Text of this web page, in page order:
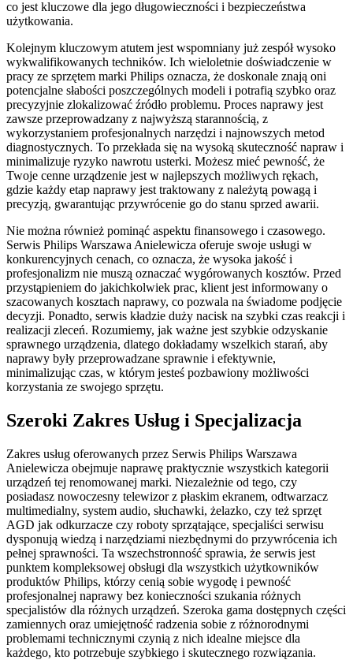
co jest kluczowe dla jego długowieczności i bezpieczeństwa
użytkowania.
Kolejnym kluczowym atutem jest wspomniany już zespół wysoko
wykwalifikowanych techników. Ich wieloletnie doświadczenie w
pracy ze sprzętem marki Philips oznacza, że doskonale znają oni
potencjalne słabości poszczególnych modeli i potrafią szybko oraz
precyzyjnie zlokalizować źródło problemu. Proces naprawy jest
zawsze przeprowadzany z najwyższą starannością, z
wykorzystaniem profesjonalnych narzędzi i najnowszych metod
diagnostycznych. To przekłada się na wysoką skuteczność napraw i
minimalizuje ryzyko nawrotu usterki. Możesz mieć pewność, że
Twoje cenne urządzenie jest w najlepszych możliwych rękach,
gdzie każdy etap naprawy jest traktowany z należytą powagą i
precyzją, gwarantując przywrócenie go do stanu sprzed awarii.
Nie można również pominąć aspektu finansowego i czasowego.
Serwis Philips Warszawa Anielewicza oferuje swoje usługi w
konkurencyjnych cenach, co oznacza, że wysoka jakość i
profesjonalizm nie muszą oznaczać wygórowanych kosztów. Przed
przystąpieniem do jakichkolwiek prac, klient jest informowany o
szacowanych kosztach naprawy, co pozwala na świadome podjęcie
decyzji. Ponadto, serwis kładzie duży nacisk na szybki czas reakcji i
realizacji zleceń. Rozumiemy, jak ważne jest szybkie odzyskanie
sprawnego urządzenia, dlatego dokładamy wszelkich starań, aby
naprawy były przeprowadzane sprawnie i efektywnie,
minimalizując czas, w którym jesteś pozbawiony możliwości
korzystania ze swojego sprzętu.
Szeroki Zakres Usług i Specjalizacja
Zakres usług oferowanych przez Serwis Philips Warszawa
Anielewicza obejmuje naprawę praktycznie wszystkich kategorii
urządzeń tej renomowanej marki. Niezależnie od tego, czy
posiadasz nowoczesny telewizor z płaskim ekranem, odtwarzacz
multimedialny, system audio, słuchawki, żelazko, czy też sprzęt
AGD jak odkurzacze czy roboty sprzątające, specjaliści serwisu
dysponują wiedzą i narzędziami niezbędnymi do przywrócenia ich
pełnej sprawności. Ta wszechstronność sprawia, że serwis jest
punktem kompleksowej obsługi dla wszystkich użytkowników
produktów Philips, którzy cenią sobie wygodę i pewność
profesjonalnej naprawy bez konieczności szukania różnych
specjalistów dla różnych urządzeń. Szeroka gama dostępnych części
zamiennych oraz umiejętność radzenia sobie z różnorodnymi
problemami technicznymi czynią z nich idealne miejsce dla
każdego, kto potrzebuje szybkiego i skutecznego rozwiązania.